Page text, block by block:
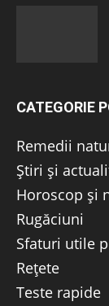
CATEGORIE
Remedii
Știri și
Horoscop și
Rugăciuni
Sfaturi utile
Rețete
Teste rapide